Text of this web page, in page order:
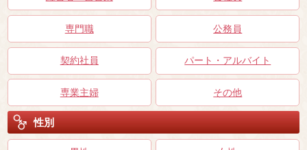
専門職 公務員
契約社員 パート・アルバイト
専業主婦 その他
性別